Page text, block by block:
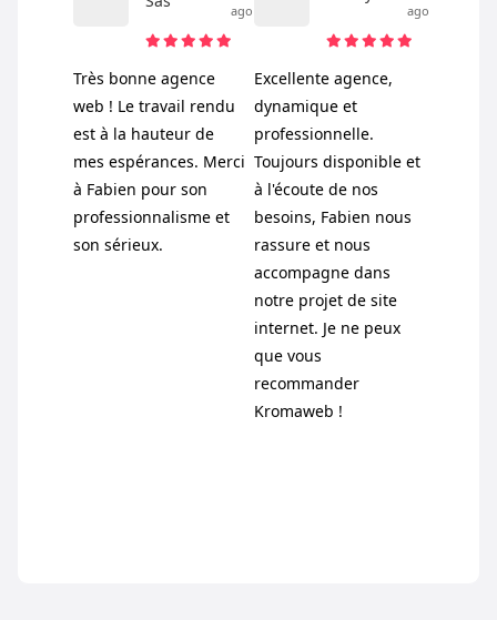
ago
Très bonne agence
web ! Le travail rendu
est à la hauteur de
mes espérances. Merci
à Fabien pour son
professionnalisme et
son sérieux.
ago
Excellente agence,
dynamique et
professionnelle.
Toujours disponible et
à l'écoute de nos
besoins, Fabien nous
rassure et nous
accompagne dans
notre projet de site
internet. Je ne peux
que vous
recommander
Kromaweb !